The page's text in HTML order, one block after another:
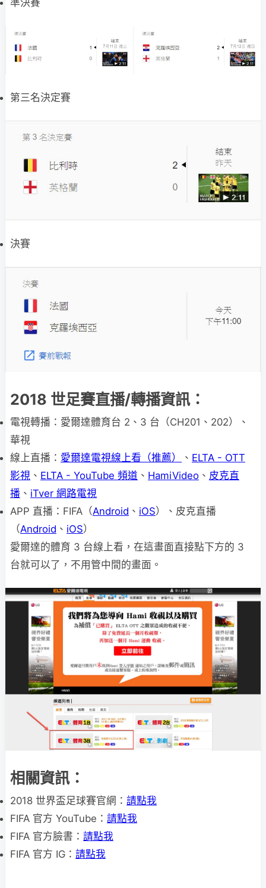
準決賽
第三名決定賽
決賽
2018 世足賽直播/轉播資訊：
電視轉播：愛爾達體育台 2、3 台（CH201、202）、
華視
線上直播： 愛爾達電視線上看（推薦） 、 ELTA - OTT
影視 、 ELTA - YouTube 頻道 、 HamiVideo 、 皮克直
播 、 iTver 網路電視
APP 直播：FIFA（Android 、 iOS）、皮克直播
（Android 、 iOS）
愛爾達的體育 3 台線上看，在這畫面直接點下方的 3
台就可以了，不用管中間的畫面。
相關資訊：
2018 世界盃足球賽官網： 請點我
FIFA 官方 YouTube： 請點我
FIFA 官方臉書： 請點我
FIFA 官方 IG： 請點我